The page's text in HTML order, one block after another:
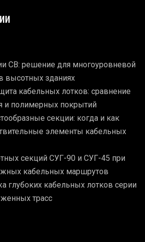
СВ: решение для многоуровневой
высотных зданиях
кабельных лотков: сравнение
и полимерных покрытий
секции: когда и как
элементы кабельных
секций СУГ-90 и СУГ-45 при
кабельных маршрутов
глубоких кабельных лотков серии
трасс